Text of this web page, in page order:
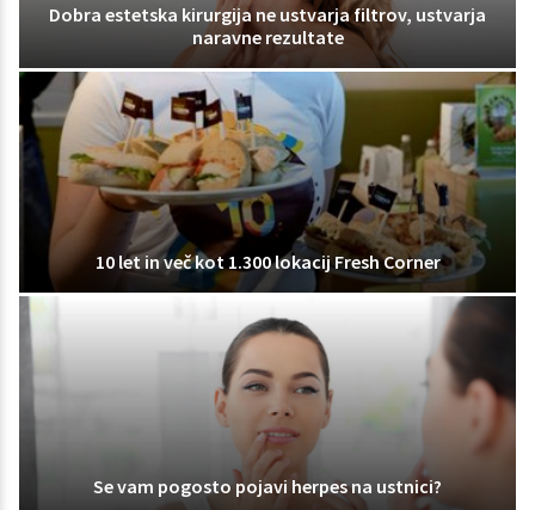
Dobra estetska kirurgija ne ustvarja filtrov, ustvarja
naravne rezultate
10 let in več kot 1.300 lokacij Fresh Corner
Se vam pogosto pojavi herpes na ustnici?